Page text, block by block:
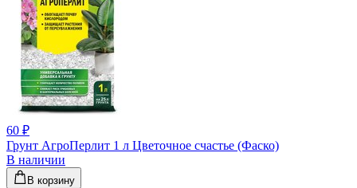
60 ₽
Грунт АгроПерлит 1 л Цветочное счастье (Фаско)
В наличии
В корзину